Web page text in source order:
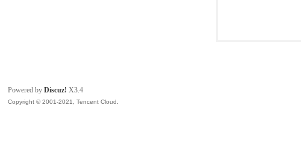
Powered byDiscuz! X3.4
Copyright © 2001-2021, Tencent Cloud.